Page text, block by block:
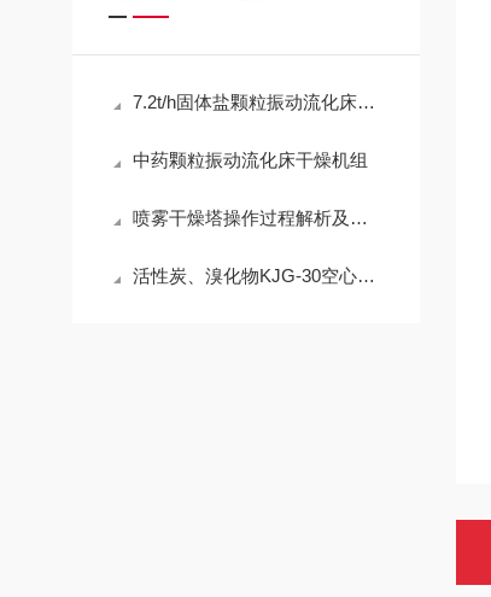
7.2t/h固体盐颗粒振动流化床干燥设备
中药颗粒振动流化床干燥机组
喷雾干燥塔操作过程解析及雾化的方式
活性炭、溴化物KJG-30空心桨叶干燥机